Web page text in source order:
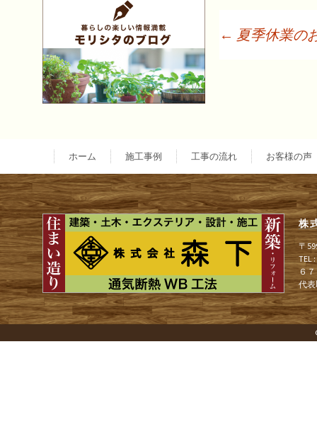
ナ
ビ
ゲ
ー
シ
← 夏季休業の
ホーム 施工事例 工事の流れ お客様の声
株
〒
TEL
６
代